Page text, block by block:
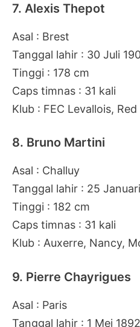
7. Alexis Thepot
Asal : Brest
Tanggal lahir : 30 Juli
Tinggi : 178 cm
Caps timnas : 31 kali
Klub : FEC Levallois,
8. Bruno Martini
Asal : Challuy
Tanggal lahir : 25
Tinggi : 182 cm
Caps timnas : 31 kali
Klub : Auxerre, Nancy,
9. Pierre Chayrigues
Asal : Paris
Tanggal lahir : 1 Mei 1892